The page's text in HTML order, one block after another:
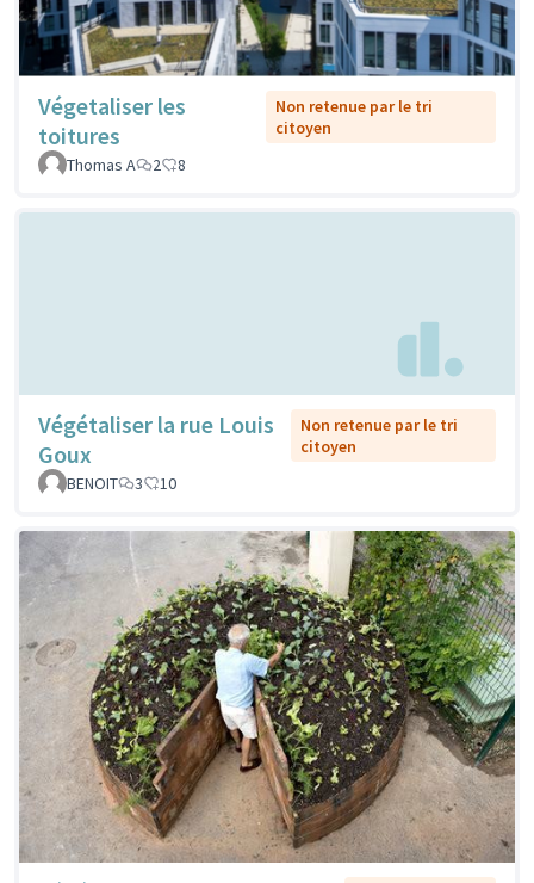
Végetaliser les
toitures
Non retenue par le tri
citoyen
Thomas A
2 8
Végétaliser la rue Louis
Goux
Non retenue par le tri
citoyen
BENOIT
3 10